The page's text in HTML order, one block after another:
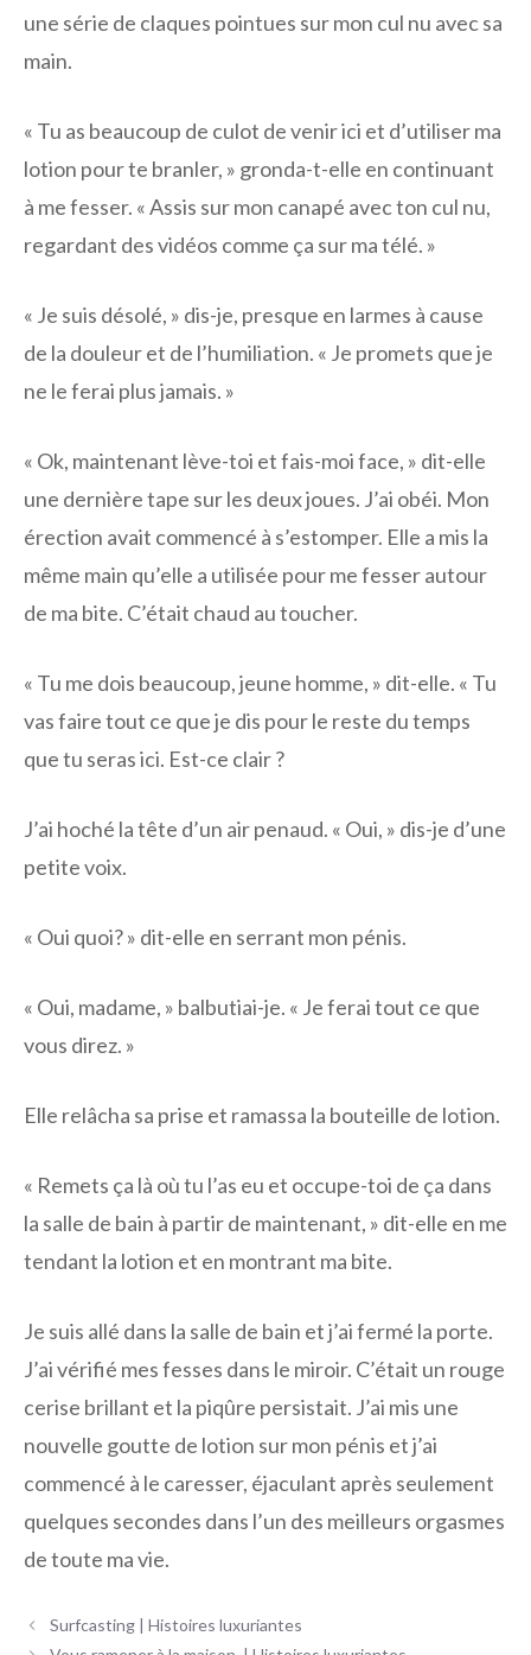
une série de claques pointues sur mon cul nu avec sa
main.
« Tu as beaucoup de culot de venir ici et d’utiliser ma
lotion pour te branler, » gronda-t-elle en continuant
à me fesser. « Assis sur mon canapé avec ton cul nu,
regardant des vidéos comme ça sur ma télé. »
« Je suis désolé, » dis-je, presque en larmes à cause
de la douleur et de l’humiliation. « Je promets que je
ne le ferai plus jamais. »
« Ok, maintenant lève-toi et fais-moi face, » dit-elle
une dernière tape sur les deux joues. J’ai obéi. Mon
érection avait commencé à s’estomper. Elle a mis la
même main qu’elle a utilisée pour me fesser autour
de ma bite. C’était chaud au toucher.
« Tu me dois beaucoup, jeune homme, » dit-elle. « Tu
vas faire tout ce que je dis pour le reste du temps
que tu seras ici. Est-ce clair ?
J’ai hoché la tête d’un air penaud. « Oui, » dis-je d’une
petite voix.
« Oui quoi? » dit-elle en serrant mon pénis.
« Oui, madame, » balbutiai-je. « Je ferai tout ce que
vous direz. »
Elle relâcha sa prise et ramassa la bouteille de lotion.
« Remets ça là où tu l’as eu et occupe-toi de ça dans
la salle de bain à partir de maintenant, » dit-elle en me
tendant la lotion et en montrant ma bite.
Je suis allé dans la salle de bain et j’ai fermé la porte.
J’ai vérifié mes fesses dans le miroir. C’était un rouge
cerise brillant et la piqûre persistait. J’ai mis une
nouvelle goutte de lotion sur mon pénis et j’ai
commencé à le caresser, éjaculant après seulement
quelques secondes dans l’un des meilleurs orgasmes
de toute ma vie.
Navigation
des
Surfcasting | Histoires luxuriantes